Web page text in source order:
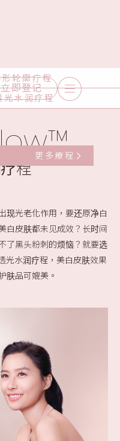
轮廓疗程
水润疗程
立即登记
更多療程
程
现光老化作用，要还原净白
白皮肤都未见成效？长时间
了黑头粉刺的烦恼？就要选
水润疗程，美白皮肤效果
肤品可媲美。